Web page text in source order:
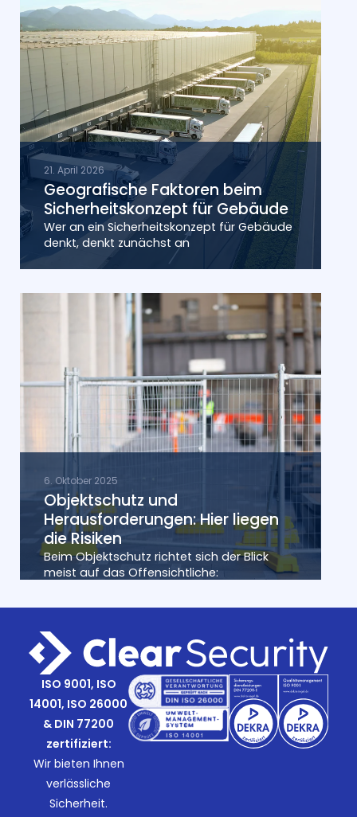
21. April 2026
Geografische Faktoren beim
Sicherheitskonzept für Gebäude
Wer an ein Sicherheitskonzept für Gebäude
denkt, denkt zunächst an
6. Oktober 2025
Objektschutz und
Herausforderungen: Hier liegen
die Risiken
Beim Objektschutz richtet sich der Blick
meist auf das Offensichtliche:
ISO 9001, ISO
14001, ISO 26000
& DIN 77200
zertifiziert:
Wir bieten Ihnen
verlässliche
Sicherheit.